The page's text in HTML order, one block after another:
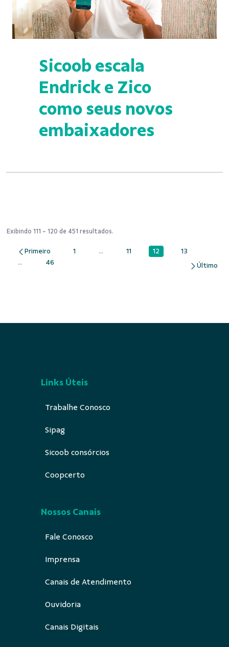
Sicoob escala
Endrick e Zico
como seus novos
embaixadores
Exibindo 111 - 120 de 451 resultados.
Página
1 ...Páginas intermediárias Usar ABA para
Página
11 Página
12 Página
13
...Páginas intermediárias Usar ABA para navegar.
Página
46
Links Úteis
Trabalhe Conosco
Sipag
Sicoob consórcios
Coopcerto
Nossos Canais
Fale Conosco
Imprensa
Canais de Atendimento
Ouvidoria
Canais Digitais